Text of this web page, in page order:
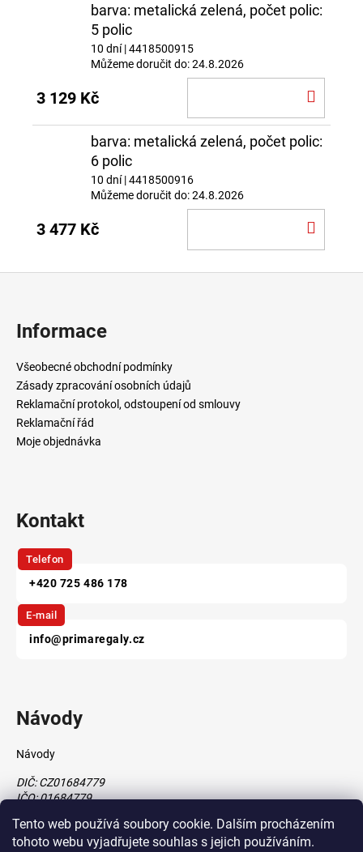
Tento web používá soubory cookie. Dalším procházením
tohoto webu vyjadřujete souhlas s jejich používáním.
barva: metalická zelená, počet polic:
5 polic
10 dní| 4418500915
Můžeme doručit do:24.8.2026
3 129 Kč
barva: metalická zelená, počet polic:
6 polic
10 dní| 4418500916
Můžeme doručit do:24.8.2026
3 477 Kč
Informace
Všeobecné obchodní podmínky
Zásady zpracování osobních údajů
Reklamační protokol, odstoupení od smlouvy
Reklamační řád
Moje objednávka
Kontakt
Telefon
+420 725 486 178
E-mail
info@primaregaly.cz
Návody
Návody
DIČ: CZ01684779
IČO: 01684779